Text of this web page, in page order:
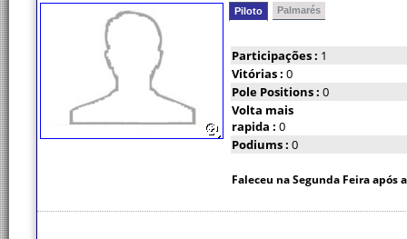
Piloto Palmarés
Participações : 1
Vitórias : 0
Pole Positions : 0
Volta mais
rapida : 0
Podiums : 0
Faleceu na Segunda Feira após